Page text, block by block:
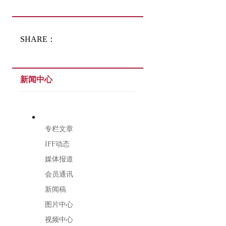
SHARE：
新闻中心
专栏文章
IFF动态
媒体报道
会员通讯
新闻稿
图片中心
视频中心